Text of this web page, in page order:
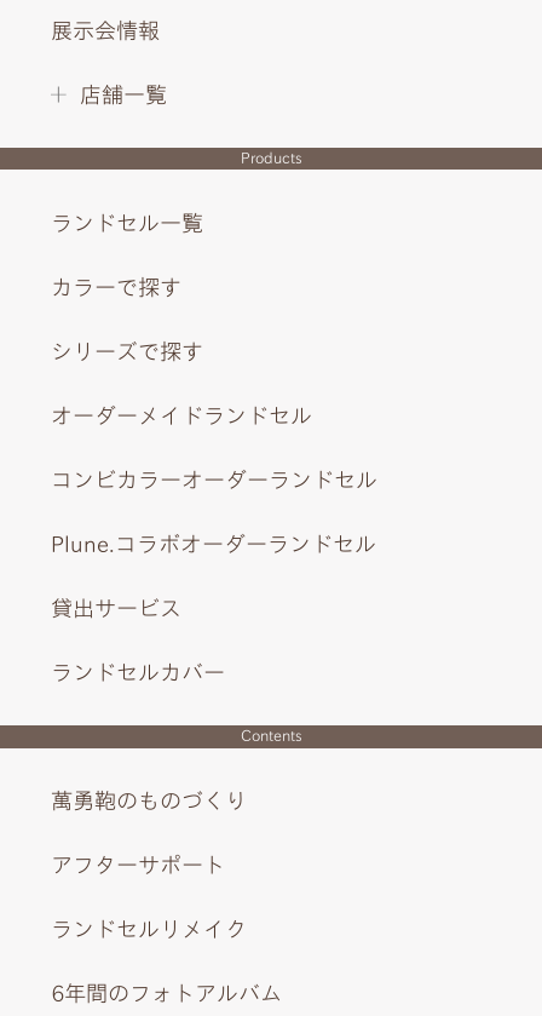
展示会情報
店舗一覧
Products
ランドセル一覧
カラーで探す
シリーズで探す
オーダーメイドランドセル
コンビカラーオーダーランドセル
Plune.コラボオーダーランドセル
貸出サービス
ランドセルカバー
Contents
萬勇鞄のものづくり
アフターサポート
ランドセルリメイク
6年間のフォトアルバム